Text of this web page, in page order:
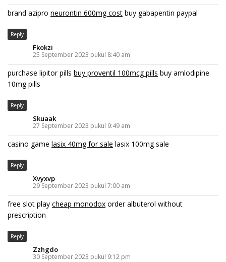
brand azipro neurontin 600mg cost buy gabapentin paypal
Reply
Fkokzi
25 September 2023 pukul 8:40 am
purchase lipitor pills buy proventil 100mcg pills buy amlodipine
10mg pills
Reply
Skuaak
27 September 2023 pukul 9:49 am
casino game lasix 40mg for sale lasix 100mg sale
Reply
Xvyxvp
29 September 2023 pukul 7:00 am
free slot play cheap monodox order albuterol without
prescription
Reply
Zzhgdo
30 September 2023 pukul 9:12 pm